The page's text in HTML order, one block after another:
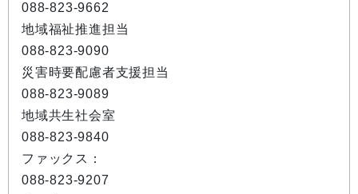
088-823-9662
地域福祉推進担当
088-823-9090
災害時要配慮者支援担当
088-823-9089
地域共生社会室
088-823-9840
ファックス：
088-823-9207